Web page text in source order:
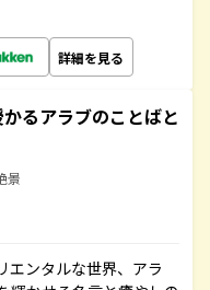
詳細を見る
るアラブのことばと
景
エンタルな世界、アラ